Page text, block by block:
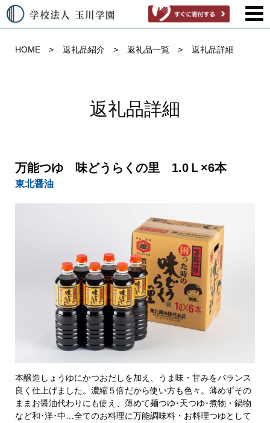
HOME 返礼品紹介 返礼品一覧 返礼品詳細
返礼品詳細
万能つゆ 味どうらくの里 1.0Ｌ×6本
東北醤油
本醸造しょうゆにかつおだしを加え、うま味・甘みをバランス
良く仕上げました。濃縮５倍だから使い方も色々。薄めずその
ままお醤油代わりにも使え、薄めて麺つゆ･天つゆ･煮物・鍋物
など和･洋･中…全てのお料理に万能調味料・お料理つゆとして